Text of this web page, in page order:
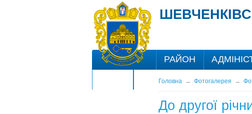
РАЙОН
Головна→ Фотогалерея →
До другої